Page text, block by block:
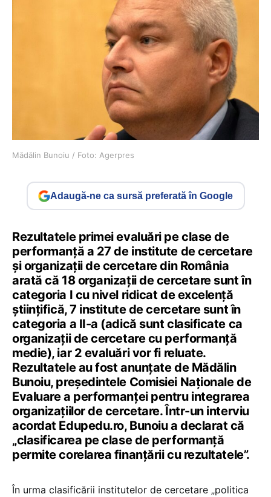
Mădălin Bunoiu / Foto: Agerpres
Adaugă-ne ca sursă preferată în Google
Rezultatele primei evaluări pe clase de
performanță a 27 de institute de cercetare
și organizații de cercetare din România
arată că 18 organizații de cercetare sunt în
categoria I cu nivel ridicat de excelență
științifică, 7 institute de cercetare sunt în
categoria a II-a (adică sunt clasificate ca
organizații de cercetare cu performanță
medie), iar 2 evaluări vor fi reluate.
Rezultatele au fost anunțate de Mădălin
Bunoiu, președintele Comisiei Naționale de
Evaluare a performanței pentru integrarea
organizațiilor de cercetare. Într-un interviu
acordat Edupedu.ro, Bunoiu a declarat că
„clasificarea pe clase de performanță
permite corelarea finanțării cu rezultatele”.
În urma clasificării institutelor de cercetare „politica